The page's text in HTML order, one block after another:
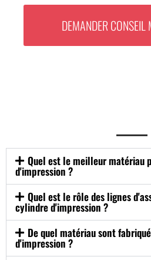
DEMANDER CONSEIL
Quel est le meilleur matériau
d'impression ?
Quel est le rôle des lignes
cylindre d'impression ?
De quel matériau sont
d'impression ?